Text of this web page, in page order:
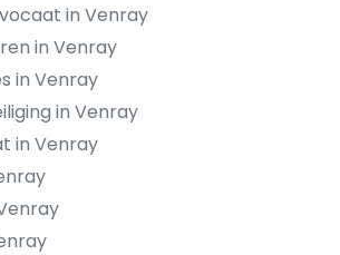
in Venray
in Venray
in Venray
in Venray
in Venray